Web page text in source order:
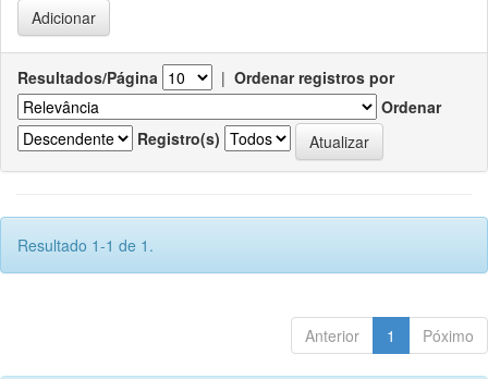
Resultados/Página | Ordenar registros por
Ordenar
Registro(s)
Resultado 1-1 de 1.
Anterior 1 Póximo